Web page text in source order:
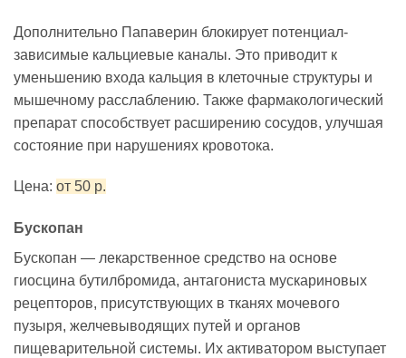
Дополнительно Папаверин блокирует потенциал-
зависимые кальциевые каналы. Это приводит к
уменьшению входа кальция в клеточные структуры и
мышечному расслаблению. Также фармакологический
препарат способствует расширению сосудов, улучшая
состояние при нарушениях кровотока.
Цена: от 50 р.
Бускопан
Бускопан — лекарственное средство на основе
гиосцина бутилбромида, антагониста мускариновых
рецепторов, присутствующих в тканях мочевого
пузыря, желчевыводящих путей и органов
пищеварительной системы. Их активатором выступает